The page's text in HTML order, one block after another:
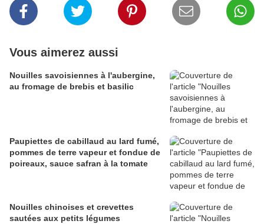
Vous aimerez aussi
Nouilles savoisiennes à l'aubergine,
au fromage de brebis et basilic
Paupiettes de cabillaud au lard fumé,
pommes de terre vapeur et fondue de
poireaux, sauce safran à la tomate
Nouilles chinoises et crevettes
sautées aux petits légumes